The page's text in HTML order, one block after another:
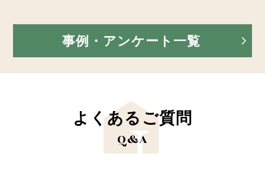
事例・アンケート一覧
よくあるご質問
Q&A